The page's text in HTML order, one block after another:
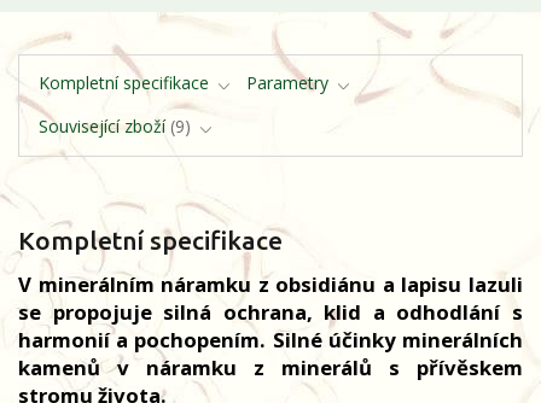
Kompletní specifikace
Parametry
Související zboží 9
Kompletní specifikace
V minerálním náramku z obsidiánu a lapisu lazuli
se propojuje silná ochrana, klid a odhodlání s
harmonií a pochopením. Silné účinky minerálních
kamenů v náramku z minerálů s přívěskem
stromu života.